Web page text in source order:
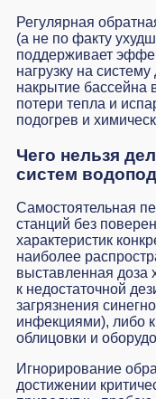
Регулярная
(а не по факту
поддерживает
нагрузку на
накрытие бассейна
потери тепла и
подогрев и
Чего нельзя
систем
Самостоятельная
станций без
характеристик
наиболее
выставленная доза
к недостаточной
загрязнения
инфекциями), либо
облицовки и
Игнорирование
достижении